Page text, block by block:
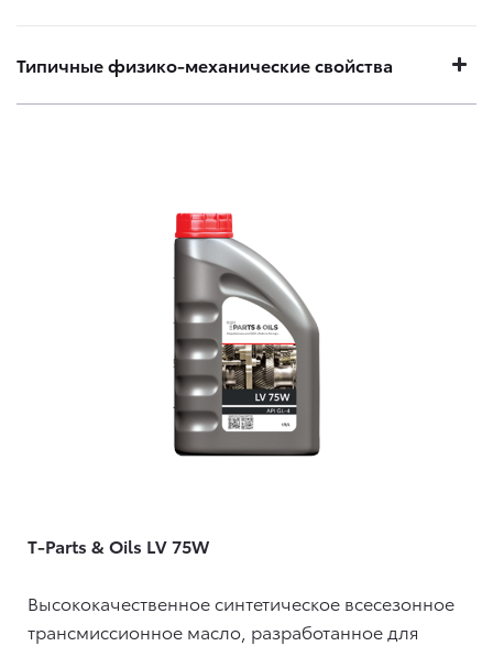
Типичные физико-механические свойства
T-Parts & Oils LV 75W
Высококачественное синтетическое всесезонное
трансмиссионное масло, разработанное для